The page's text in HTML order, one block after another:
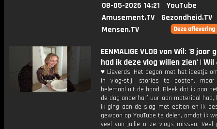
08-05-2026 14:21
YouTube
Amusement.TV
Gezondheid.TV
Mensen.TV
EENMALIGE VLOG van Wil: '8 jaar
had ik deze vlog willen zien' | Wil
♥ Lieverds! Het begon met het ideetje
in vlog-stijl stories te posten,
helemaal uit de hand. Bleek dat ik aan
de dag anderhalf uur aan materiaal had,
ik ging aan de slag met editen en ik
gewoon op YouTube te delen, omdat ik
veel van jullie onze vlogs missen. Veel